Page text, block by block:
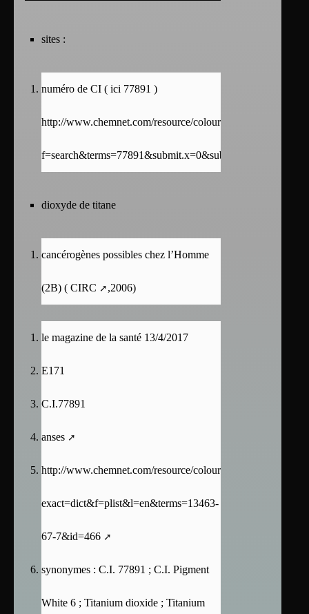
sites :
numéro de CI ( ici 77891 )
http://www.chemnet.com/resource/colour/search.cgi?
f=search&terms=77891&submit.x=0&submit.y=0&c=ci_no
dioxyde de titane
cancérogènes possibles chez l’Homme
(2B) ( CIRC ,2006)
le magazine de la santé 13/4/2017
E171
C.I.77891
anses
http://www.chemnet.com/resource/colour/supplier.cgi?
exact=dict&f=plist&l=en&terms=13463-
67-7&id=466
synonymes : C.I. 77891 ; C.I. Pigment
White 6 ; Titanium dioxide ; Titanium